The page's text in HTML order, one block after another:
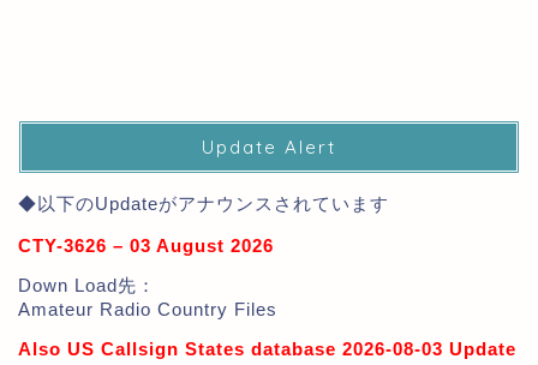
Update Alert
◆以下のUpdateがアナウンスされています
CTY-3626 – 03 August 2026
Down Load先：
Amateur Radio Country Files
Also US Callsign States database 2026-08-03 Update